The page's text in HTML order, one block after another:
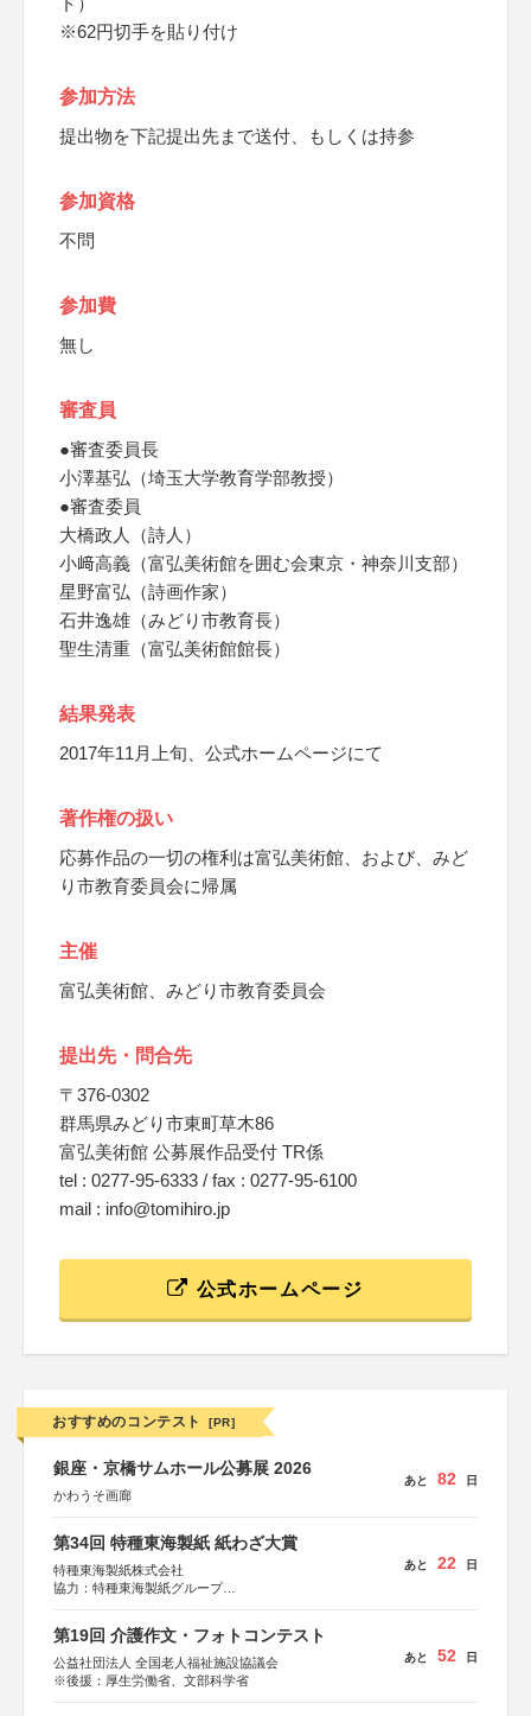
※62円切手を貼り付け
参加方法
提出物を下記提出先まで送付、もしくは持参
参加資格
不問
参加費
無し
審査員
●審査委員長
小澤基弘（埼玉大学教育学部教授）
●審査委員
大橋政人（詩人）
小﨑高義（富弘美術館を囲む会東京・神奈川支部）
星野富弘（詩画作家）
石井逸雄（みどり市教育長）
聖生清重（富弘美術館館長）
結果発表
2017年11月上旬、公式ホームページにて
著作権の扱い
応募作品の一切の権利は富弘美術館、および、みど
り市教育委員会に帰属
主催
富弘美術館、みどり市教育委員会
提出先・問合先
〒376-0302
群馬県みどり市東町草木86
富弘美術館 公募展作品受付 TR係
tel : 0277-95-6333 / fax : 0277-95-6100
mail : info@tomihiro.jp
公式ホームページ
おすすめのコンテスト [PR]
銀座・京橋サムホール公募展 2026
かわうそ画廊
あと 82 日
第34回 特種東海製紙 紙わざ大賞
特種東海製紙株式会社
協力：特種東海製紙グループ
あと 22 日
第19回 介護作文・フォトコンテスト
公益社団法人 全国老人福祉施設協議会
※後援：厚生労働省、文部科学省
あと 52 日